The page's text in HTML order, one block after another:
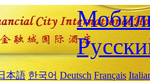
本語 한국어 Deutsch Français